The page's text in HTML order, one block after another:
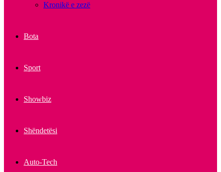
Kronikë e zezë
Bota
Sport
Showbiz
Shëndetësi
Auto-Tech